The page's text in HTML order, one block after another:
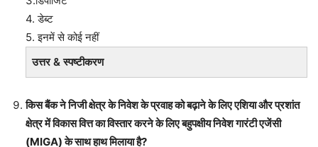
4. डेब्ट
5. इनमें से कोई नहीं
उत्तर & स्पष्टीकरण
किस बैंक ने निजी क्षेत्र के निवेश के प्रवाह को बढ़ाने के लिए एशिया और प्रशांत
क्षेत्र में विकास वित्त का विस्तार करने के लिए बहुपक्षीय निवेश गारंटी एजेंसी
(MIGA) के साथ हाथ मिलाया है?